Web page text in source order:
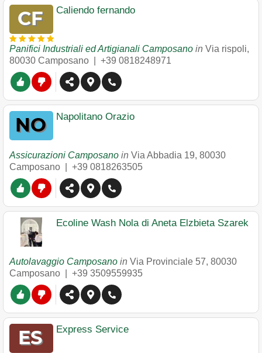
Caliendo fernando
Panifici Industriali ed Artigianali Camposano in Via rispoli,
80030 Camposano +39 0818248971
Napolitano Orazio
Assicurazioni Camposano in Via Abbadia 19, 80030
Camposano
+39 0818263505
Ecoline Wash Nola di Aneta Elzbieta Szarek
Autolavaggio Camposano in Via Provinciale 57, 80030
Camposano
+39 3509559935
Express Service